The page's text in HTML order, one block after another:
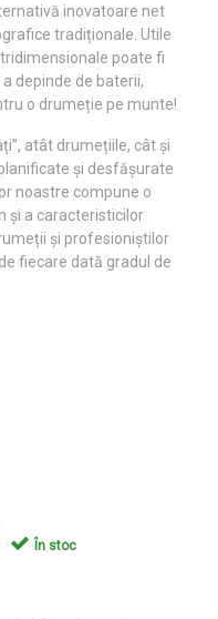
inovatoare net
tradiționale. Utile
poate fi
depinde de baterii,
o drumeție pe munte!
atât drumețiile, cât și
și desfășurate
noastre compune o
și a caracteristicilor
şi profesioniștilor
fiecare dată gradul de
În stoc